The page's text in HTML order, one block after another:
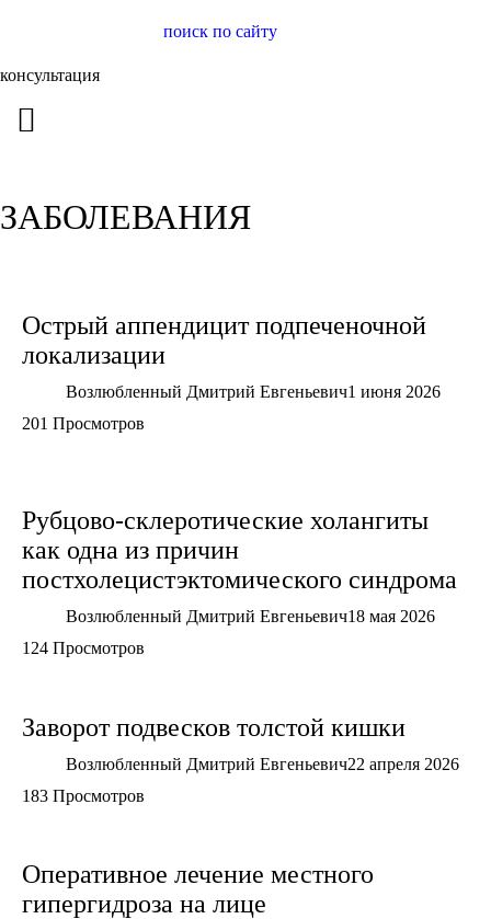
поиск по сайту
консультация
ЗАБОЛЕВАНИЯ
Острый аппендицит подпеченочной
локализации
Возлюбленный Дмитрий Евгеньевич1 июня 2026
201 Просмотров
Рубцово-склеротические холангиты
как одна из причин
постхолецистэктомического синдрома
Возлюбленный Дмитрий Евгеньевич18 мая 2026
124 Просмотров
Заворот подвесков толстой кишки
Возлюбленный Дмитрий Евгеньевич22 апреля 2026
183 Просмотров
Оперативное лечение местного
гипергидроза на лице